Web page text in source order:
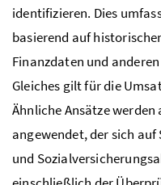
identifizieren. Dies
basierend auf
Finanzdaten und
Gleiches gilt für die
Ähnliche Ansätze
angewendet, der sich
und